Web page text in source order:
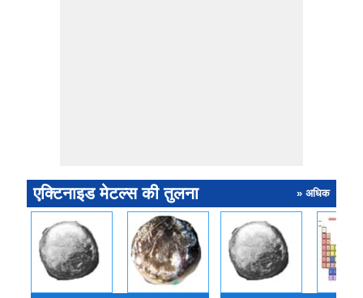
एक्टिनाइड मेटल्स की तुलना » अधिक